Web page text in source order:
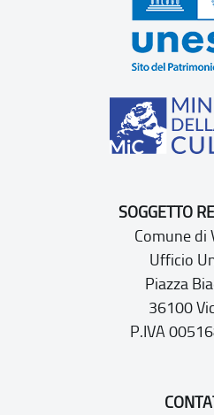
SOGGETTO
Comune di
Ufficio
Piazza
36100
P.IVA